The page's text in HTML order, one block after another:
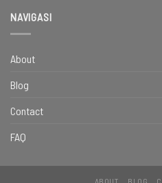
NAVIGASI
About
Blog
Contact
FAQ
ABOUT BLOG